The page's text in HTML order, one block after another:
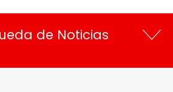
de Noticias